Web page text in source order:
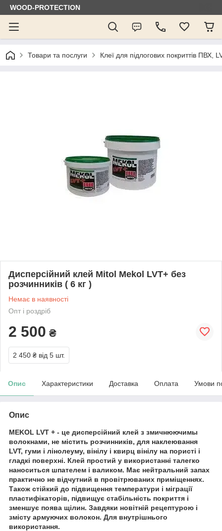
WOOD-PROTECTION
Товари та послуги Клеї для підлогових покриттів ПВХ,
Дисперсійний клей Mitol Mekol LVT+ без
розчинників ( 6 кг )
Немає в наявності
Опт і роздріб
2 500 ₴
2 450 ₴ від 5 шт.
Опис Характеристики Доставка Оплата Умови
Опис
MEKOL LVT + - це дисперсійний клей з змичнюючимы
волокнами, не містить розчинників, для наклеювання
LVT, гуми і лінолеуму, вінілу і квирц вінілу на пористі і
гладкі поверхні. Клей простий у використанні талегко
наноситься шпателем і валиком. Має нейтральний запах
практично не відчутний в провітрюваних приміщеннях.
Також стійкий до підвищення температури і міграції
пластифікаторів, підвищує стабільність покриття і
зменшує поява щілин. Завдяки новітній рецептурою і
змісту армуючих волокон. Для внутрішнього
використання.